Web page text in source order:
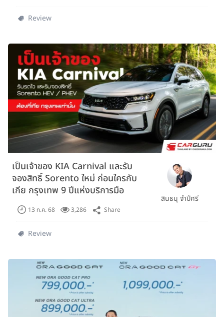
Review
เป็นเจ้าของ KIA Carnival และรับ
จองสิทธิ์ Sorento ใหม่ ก่อนใครกับ
เกีย กรุงเทพ 9 ปีแห่งบริการมือ
อาชีพ
สินธนุ จำปีศรี
13 ก.ค. 68 3,286 Share
Review